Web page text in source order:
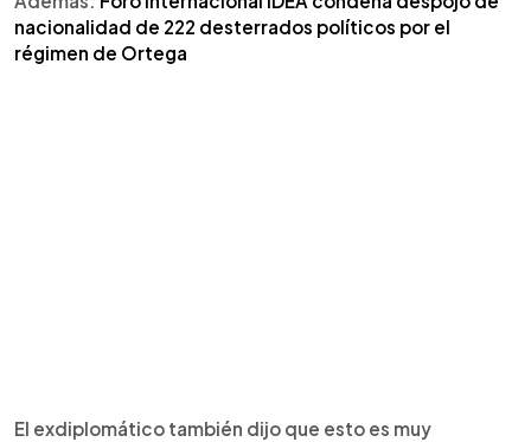
nacionalidad de 222 desterrados políticos por el
régimen de Ortega
El exdiplomático también dijo que esto es muy